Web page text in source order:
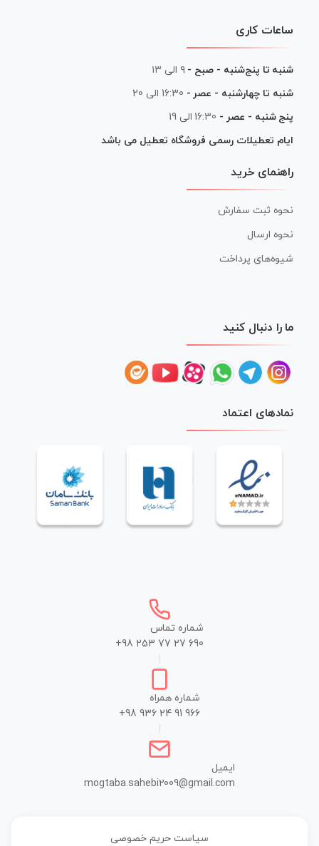
ساعات کاری
شنبه تا پنج‌شنبه - صبح - ۹ الی ۱۳
شنبه تا چهارشنبه - عصر - 16:30 الی 20
پنج شنبه - عصر - 16:30 الی 19
ایام تعطیلات رسمی فروشگاه تعطیل می باشد
راهنمای خرید
نحوه ثبت سفارش
نحوه ارسال
شیوه‌های پرداخت
ما را دنبال کنید
نمادهای اعتماد
شماره تماس
+98 253 77 27 690
شماره همراه
+98 936 24 91 966
ایمیل
mogtaba.sahebi2009@gmail.com
سیاست حریم خصوصی